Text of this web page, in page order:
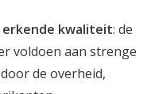
kwaliteit: de
voldoen aan strenge
de overheid,